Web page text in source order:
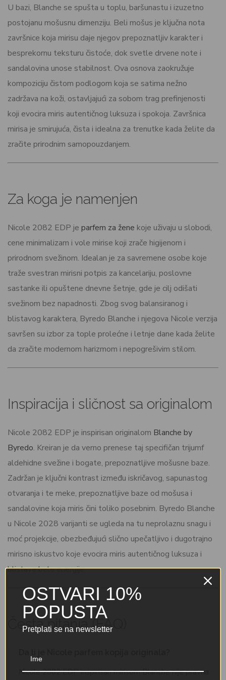
U bazi, Blanche se spušta u toplu, baršunastu i izuzetno
postojanu mošusnu dimenziju. Beli mošus je ključna nota
završnice koja mirisu daje njegov prepoznatljiv karakter i
besprekornu teksturu čistoće, dok svetle drvene note i
sandalovina unose stabilnost. Ova osnova zaokružuje
kompoziciju čistom podlogom koja se satima nežno
zadržava na koži, ostavljajući za sobom trag prefinjenosti
koji evocira miris autentičnog luksuza i spokoja. Završnica
mirisa je smirujuća, čista i idealna za trenutke kada želite da
zračite prirodnim samopouzdanjem.
Za koga je namenjen
Nicole 2082 EDP je parfem za žene koje uživaju u slobodi,
cene minimalizam i vole mirise koji zrače higijenom i
prirodnom svežinom. Idealan je za savremene osobe koje
traže svestran mirisni potpis za kancelariju, poslovne
sastanke ili opuštene dnevne šetnje, gde je cilj odišati
svežinom bez napadnosti. Zbog svog balansiranog i
blistavog karaktera, Byredo Blanche i njegova Nicole verzija
savršen su izbor za tople prolećne i letnje dane kada želite
da zračite modernom harizmom i nepogrešivim stilom.
Inspiracija i sličnost sa originalom
Nicole 2082 EDP je inspirisan originalom Blanche by
Byredo. Kreiran je da verno prenese taj specifičan trijumf
aldehidne svežine i bogate, prepoznatljive mošusne baze.
Zadržan je ključni kontrast između iskričavog, sapunastog
otvaranja i te meke, prepoznatljive baze od mošusa i
sandalovine koja miris čini toliko posebnim. Byredo Blanche
u Nicole 2028 varijanti se ugleda na tu neprolaznu snagu i
moć projekcije, obezbeđujući slično upečatljivo i dugotrajno
mirisno iskustvo koje evocira miris autentičnog luksuza i
blistave bele energije.
Česta pitanja (FAQ)
Nicole 2082 EDP inspirisan mirisom Blanche nije pravna
OSTVARI 10%
POPUSTA
Pretplati se na newsletter